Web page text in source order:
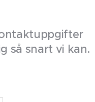
så snart vi kan.